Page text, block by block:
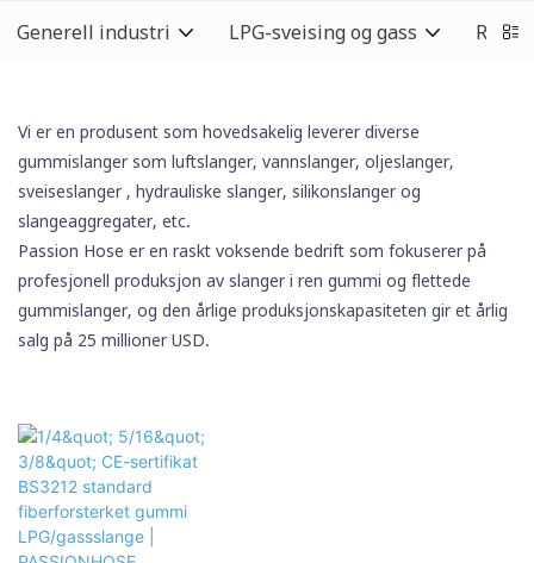
Generell industri LPG-sveising og gass
Vi er en produsent som hovedsakelig leverer diverse
gummislanger som luftslanger, vannslanger, oljeslanger,
sveiseslanger, hydrauliske slanger, silikonslangerog
slangeaggregater, etc.
Passion Hose er en raskt voksende bedrift som fokuserer på
profesjonell produksjon av slanger i ren gummi og flettede
gummislanger, og den årlige produksjonskapasiteten gir et årlig
salg på 25 millioner USD.